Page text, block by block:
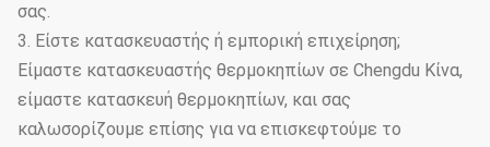
σας.
3. Είστε κατασκευαστής ή εμπορική επιχείρηση;
Είμαστε κατασκευαστής θερμοκηπίων σε Chengdu Κίνα,
είμαστε κατασκευή θερμοκηπίων, και σας
καλωσορίζουμε επίσης για να επισκεφτούμε το